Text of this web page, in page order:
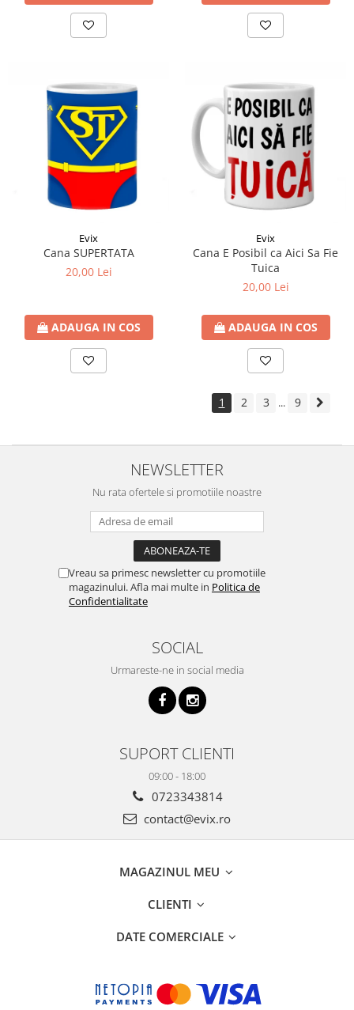
Evix
Cana SUPERTATA
20,00 Lei
ADAUGA IN COS
Evix
Cana E Posibil ca Aici Sa Fie
Tuica
20,00 Lei
ADAUGA IN COS
1 2 3 ... 9
NEWSLETTER
Nu rata ofertele si promotiile noastre
Vreau sa primesc newsletter cu promotiile
magazinului. Afla mai multe in Politica de
Confidentialitate
SOCIAL
Urmareste-ne in social media
SUPORT CLIENTI
09:00 - 18:00
0723343814
contact@evix.ro
MAGAZINUL MEU
CLIENTI
DATE COMERCIALE